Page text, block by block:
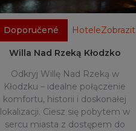
Doporučené HoteleZobrazit
Willa Nad Rzeką Kłodzko
Odkryj Willę Nad Rzeką w
Kłodzku – idealne połączenie
komfortu, historii i doskonałej
lokalizacji. Ciesz się pobytem w
sercu miasta z dostępem do